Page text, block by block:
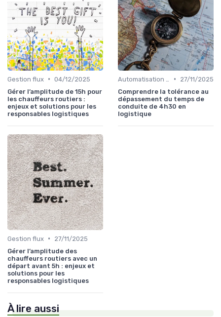
Gestion flux • 04/12/2025
Gérer l’amplitude de 15h pour
les chauffeurs routiers :
enjeux et solutions pour les
responsables logistiques
•
27/11/2025
Comprendre la tolérance au
dépassement du temps de
conduite de 4h30 en
logistique
Gestion flux •
27/11/2025
Gérer l’amplitude des
chauffeurs routiers avec un
départ avant 5h : enjeux et
solutions pour les
responsables logistiques
À lire aussi